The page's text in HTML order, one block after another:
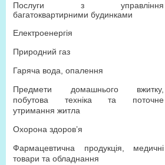
Послуги з управління
багатоквартирними будинками
Електроенергія
Природний газ
Гаряча вода, опалення
Предмети домашнього вжитку,
побутова техніка та поточне
утримання житла
Охорона здоров’я
Фармацевтична продукція, медичні
товари та обладнання